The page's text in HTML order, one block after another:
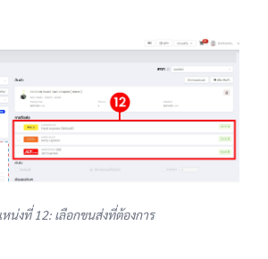
น่งที่ 12: เลือกขนส่งที่ต้องการ